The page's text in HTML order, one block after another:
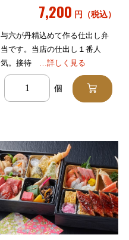
7,200 円（税込）
与六が丹精込めて作る仕出し弁
当です。当店の仕出し１番人
気。接待 …詳しく見る